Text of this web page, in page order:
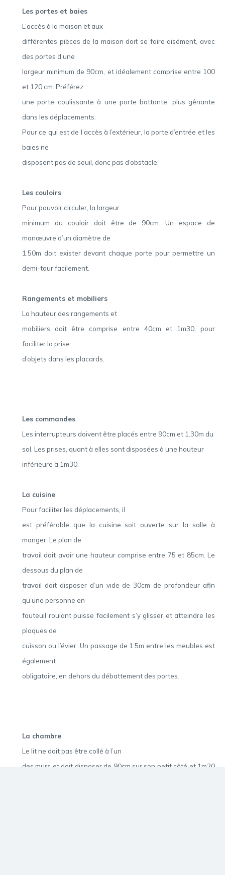
Les portes et baies
L’accès à la maison et aux
différentes pièces de la maison doit se faire aisément, avec
des portes d’une
largeur minimum de 90cm, et idéalement comprise entre 100
et 120 cm. Préférez
une porte coulissante à une porte battante, plus gênante
dans les déplacements.
Pour ce qui est de l’accès à l’extérieur, la porte d’entrée et les
baies ne
disposent pas de seuil, donc pas d’obstacle.
Les couloirs
Pour pouvoir circuler, la largeur
minimum du couloir doit être de 90cm. Un espace de
manœuvre d’un diamètre de
1.50m doit exister devant chaque porte pour permettre un
demi-tour facilement.
Rangements et mobiliers
La hauteur des rangements et
mobiliers doit être comprise entre 40cm et 1m30, pour
faciliter la prise
d’objets dans les placards.
Les commandes
Les interrupteurs doivent être placés entre 90cm et 1.30m du
sol. Les prises, quant à elles sont disposées à une hauteur
inférieure à 1m30.
La cuisine
Pour faciliter les déplacements, il
est préférable que la cuisine soit ouverte sur la salle à
manger. Le plan de
travail doit avoir une hauteur comprise entre 75 et 85cm. Le
dessous du plan de
travail doit disposer d’un vide de 30cm de profondeur afin
qu’une personne en
fauteuil roulant puisse facilement s’y glisser et atteindre les
plaques de
cuisson ou l’évier. Un passage de 1.5m entre les meubles est
également
obligatoire, en dehors du débattement des portes.
La chambre
Le lit ne doit pas être collé à l’un
des murs et doit disposer de 90cm sur son petit côté et 1m20